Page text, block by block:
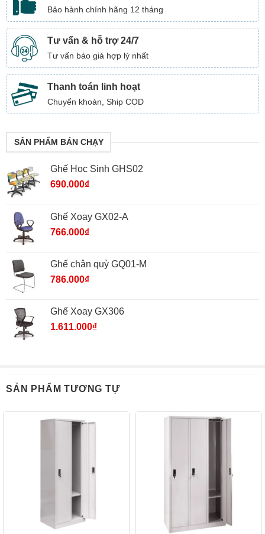
Bảo hành chính hãng 12 tháng
Tư vấn & hỗ trợ 24/7
Tư vấn báo giá hợp lý nhất
Thanh toán linh hoạt
Chuyển khoản, Ship COD
SẢN PHẨM BÁN CHẠY
Ghế Học Sinh GHS02
690.000₫
Ghế Xoay GX02-A
766.000₫
Ghế chân quỳ GQ01-M
786.000₫
Ghế Xoay GX306
1.611.000₫
SẢN PHẨM TƯƠNG TỰ